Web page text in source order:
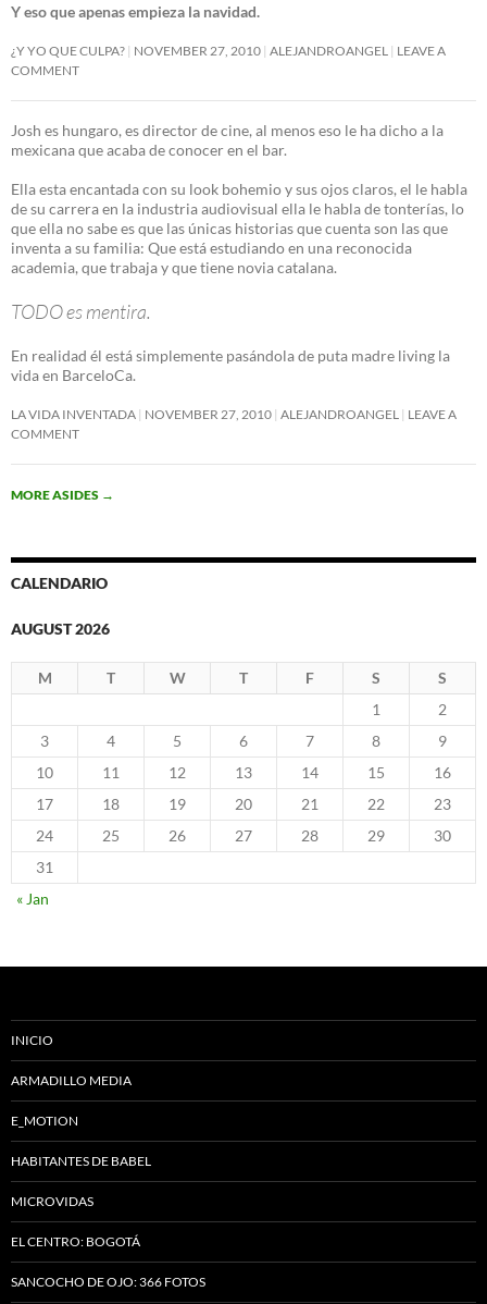
Y eso que apenas empieza la navidad.
¿Y YO QUE CULPA? NOVEMBER 27, 2010 ALEJANDROANGEL
LEAVE A
COMMENT
Josh es hungaro, es director de cine, al menos eso le ha dicho a la
mexicana que acaba de conocer en el bar.
Ella esta encantada con su look bohemio y sus ojos claros, el le habla
de su carrera en la industria audiovisual ella le habla de tonterías, lo
que ella no sabe es que las únicas historias que cuenta son las que
inventa a su familia: Que está estudiando en una reconocida
academia, que trabaja y que tiene novia catalana.
TODO es mentira.
En realidad él está simplemente pasándola de puta madre living la
vida en BarceloCa.
LA VIDA INVENTADA NOVEMBER 27, 2010 ALEJANDROANGEL
LEAVE A
COMMENT
MORE ASIDES →
CALENDARIO
AUGUST 2026
M T W T F S
S
1
2
3
4 5 6 7 8
9
10
11 12 13 14 15
16
17
18 19 20 21 22
23
24
25 26 27 28 29
30
31
« Jan
INICIO
ARMADILLO MEDIA
E_MOTION
HABITANTES DE BABEL
MICROVIDAS
EL CENTRO: BOGOTÁ
SANCOCHO DE OJO: 366 FOTOS